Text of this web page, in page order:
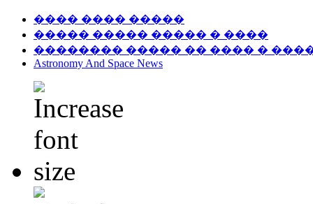
���� ���� �����
����� ����� ����� � ����
�������� ����� �� ���� �
Astronomy And Space News